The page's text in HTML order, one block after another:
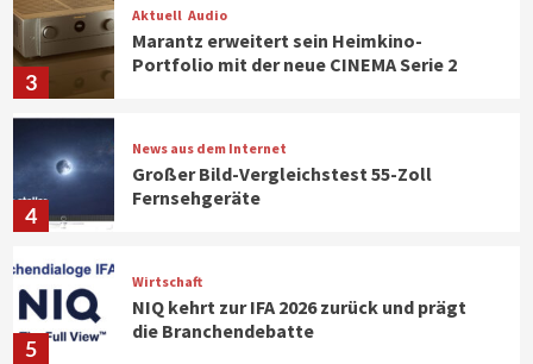
3
Aktuell Audio
Marantz erweitert sein Heimkino-
Portfolio mit der neue CINEMA Serie 2
4
News aus dem Internet
Großer Bild-Vergleichstest 55-Zoll
Fernsehgeräte
5
Wirtschaft
NIQ kehrt zur IFA 2026 zurück und prägt
die Branchendebatte